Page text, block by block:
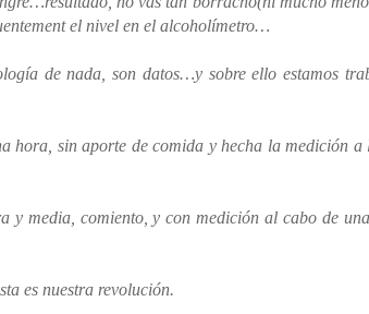
el nivel en el alcoholímetro…
de nada, son datos…y sobre ello estamos
hora, sin aporte de comida y hecha la medición a
y media, comiento, y con medición al cabo de
es nuestra revolución.